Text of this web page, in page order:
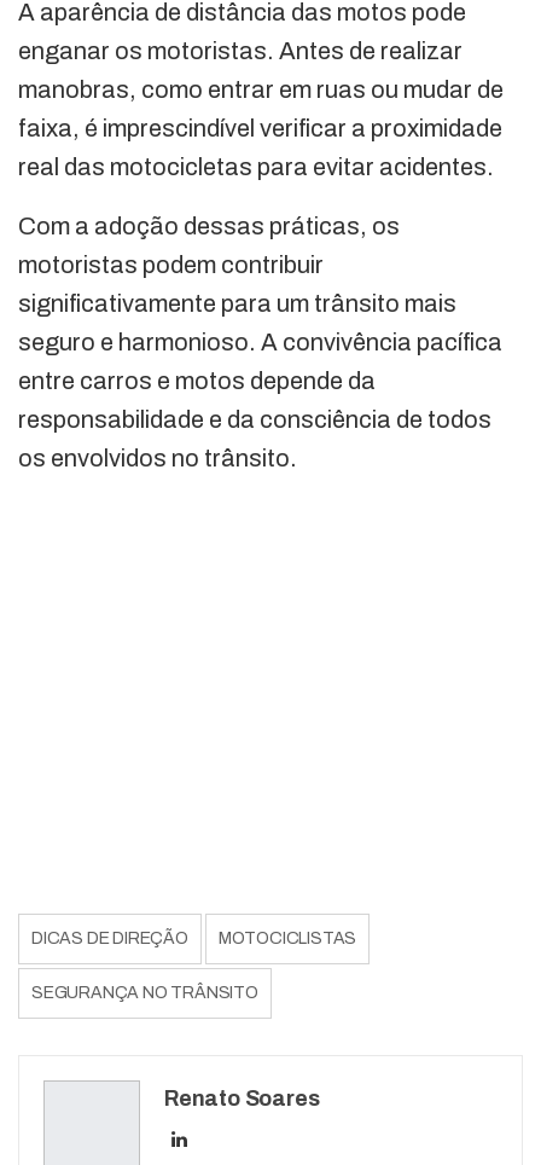
A aparência de distância das motos pode
enganar os motoristas. Antes de realizar
manobras, como entrar em ruas ou mudar de
faixa, é imprescindível verificar a proximidade
real das motocicletas para evitar acidentes.
Com a adoção dessas práticas, os
motoristas podem contribuir
significativamente para um trânsito mais
seguro e harmonioso. A convivência pacífica
entre carros e motos depende da
responsabilidade e da consciência de todos
os envolvidos no trânsito.
DICAS DE DIREÇÃO MOTOCICLISTAS
SEGURANÇA NO TRÂNSITO
Renato Soares